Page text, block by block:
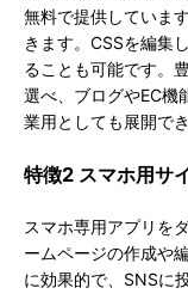
無料で提供していま
きます。CSSを編集
ることも可能です。
選べ、ブログやEC機
業用としても展開でき
特徴2 スマホ用サ
スマホ専用アプリを
ームページの作成や
に効果的で、SNSに